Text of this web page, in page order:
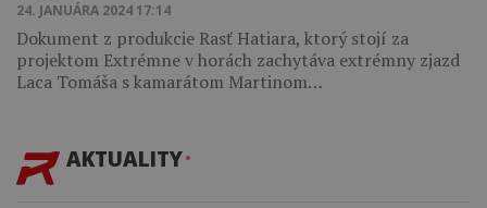
24. JANUÁRA 2024 17:14
Dokument z produkcie Rasť Hatiara, ktorý stojí za
projektom Extrémne v horách zachytáva extrémny zjazd
Laca Tomáša s kamarátom Martinom…
AKTUALITY